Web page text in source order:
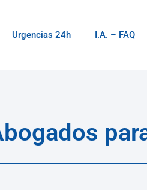
Urgencias 24h I.A. – FAQ